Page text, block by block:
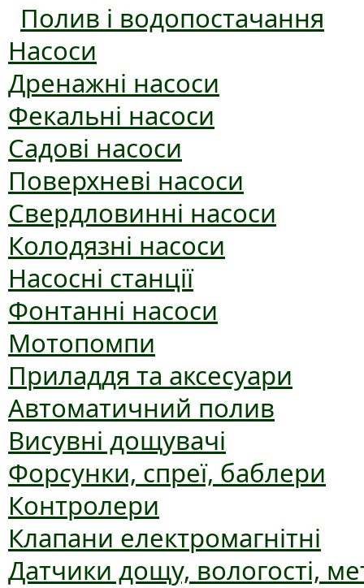
Полив і водопостачання
Насоси
Дренажні насоси
Фекальні насоси
Садові насоси
Поверхневі насоси
Свердловинні насоси
Колодязні насоси
Насосні станції
Фонтанні насоси
Мотопомпи
Приладдя та аксесуари
Автоматичний полив
Висувні дощувачі
Форсунки, спреї, баблери
Контролери
Клапани електромагнітні
Датчики дощу, вологості,